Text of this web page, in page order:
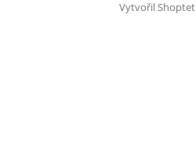
Vytvořil Shoptet